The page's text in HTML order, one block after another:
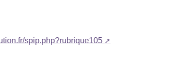
spip.php?rubrique105